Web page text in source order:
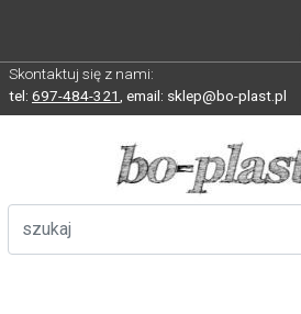
Skontaktuj się z nami:
tel: 697-484-321 email: sklep@bo-plast.pl